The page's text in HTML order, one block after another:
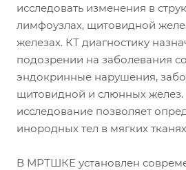
исследовать изменения в
лимфоузлах, щитовидной
железах. КТ диагностику
подозрении на заболевания
эндокринные нарушения,
щитовидной и слюнных
исследование позволяет
инородных тел в мягких
В МРТШКЕ установлен